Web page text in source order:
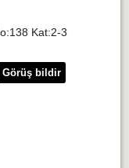
Kat:2-3
Görüş bildir